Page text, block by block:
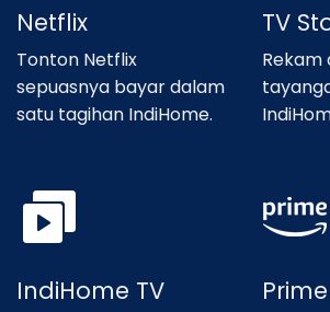
Netflix
Tonton Netflix
sepuasnya bayar dalam
satu tagihan IndiHome.
TV
Rekam
IndiHome TV